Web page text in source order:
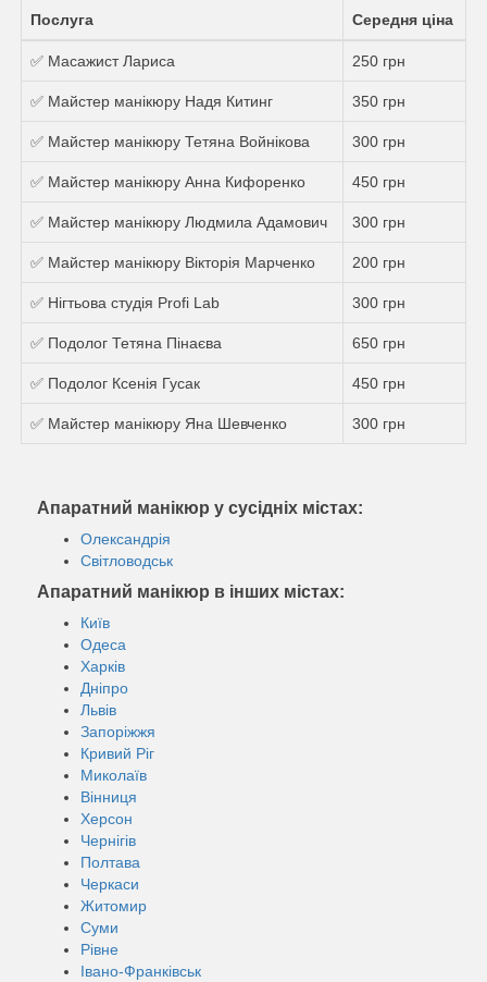
Послуга Середня ціна
✅ Масажист Лариса 250 грн
✅ Майстер манікюру Надя Китинг 350 грн
✅ Майстер манікюру Тетяна Войнікова 300 грн
✅ Майстер манікюру Анна Кифоренко 450 грн
✅ Майстер манікюру Людмила Адамович 300 грн
✅ Майстер манікюру Вікторія Марченко 200 грн
✅ Нігтьова студія Profi Lab 300 грн
✅ Подолог Тетяна Пінаєва 650 грн
✅ Подолог Ксенія Гусак 450 грн
✅ Майстер манікюру Яна Шевченко 300 грн
Апаратний манікюр у сусідніх містах:
Олександрія
Світловодськ
Апаратний манікюр в інших містах:
Київ
Одеса
Харків
Дніпро
Львів
Запоріжжя
Кривий Ріг
Миколаїв
Вінниця
Херсон
Чернігів
Полтава
Черкаси
Житомир
Суми
Рівне
Івано-Франківськ